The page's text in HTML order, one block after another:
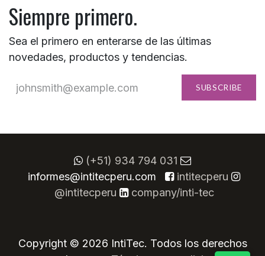
Siempre primero.
Sea el primero en enterarse de las últimas
novedades, productos y tendencias.
SUBSCRIBE
(+51) 934 794 031
informes@intitecperu.com
intitecperu
@intitecperu
company/inti-tec
Copyright © 2026 IntiTec. Todos los derechos